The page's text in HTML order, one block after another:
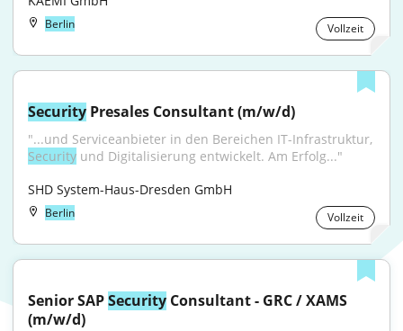
Berlin Vollzeit
Security Presales Consultant (m/w/d)
Security und Digitalisierung entwickelt. Am Erfolg..."
SHD System-Haus-Dresden GmbH
Berlin Vollzeit
Senior SAP Security Consultant - GRC / XAMS
(m/w/d)